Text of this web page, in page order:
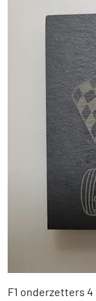
F1 onderzetters